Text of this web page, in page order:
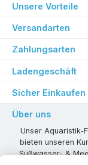
Unsere Vorteile
Versandarten
Zahlungsarten
Ladengeschäft
Sicher Einkaufen
Über uns
Unser Aquaristik-
bieten unseren
Süßwasser- &